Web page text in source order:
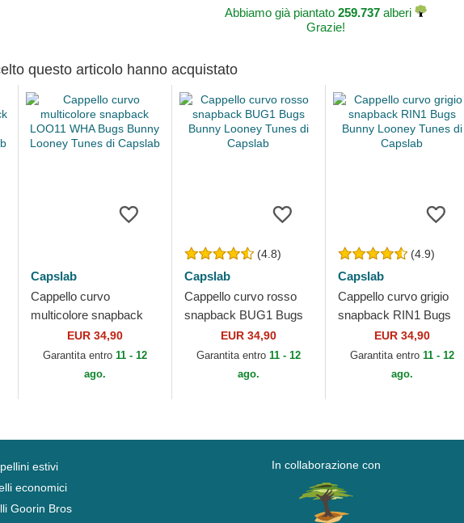
Abbiamo già piantato 259.737 alberi
Grazie!
questo articolo hanno acquistato
Capslab
Cappello curvo
multicolore snapback
LOO11 WHA Bugs
Bunny Looney Tunes di
EUR 34,90
Garantita entro 11 - 12
ago.
(4.8)
Capslab
Cappello curvo rosso
snapback BUG1 Bugs
Bunny Looney Tunes di
Capslab
EUR 34,90
Garantita entro 11 - 12
ago.
(4.9)
Capslab
Cappello curvo grigio
snapback RIN1 Bugs
Bunny Looney Tunes di
Capslab
EUR 34,90
Garantita entro 11 - 12
ago.
estivi
economici
Goorin Bros
In collaborazione con